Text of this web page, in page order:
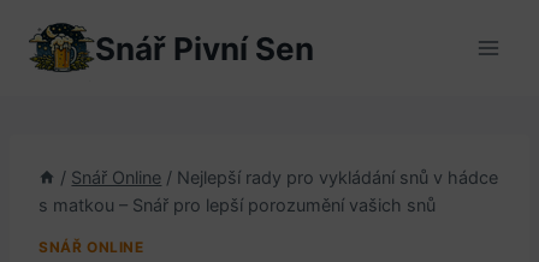
obsah
Snář Pivní Sen
/ Snář Online / Nejlepší rady pro vykládání snů v hádce
s matkou – Snář pro lepší porozumění vašich snů
SNÁŘ ONLINE